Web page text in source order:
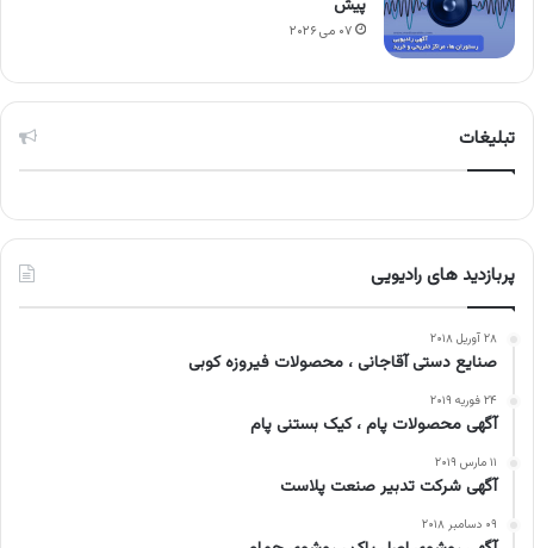
پیش
۰۷ می ۲۰۲۶
تبلیغات
پربازدید های رادیویی
۲۸ آوریل ۲۰۱۸
صنایع دستی آقاجانی ، محصولات فیروزه کوبی
۲۴ فوریه ۲۰۱۹
آگهی محصولات پام ، کیک بستنی پام
۱۱ مارس ۲۰۱۹
آگهی شرکت تدبیر صنعت پلاست
۰۹ دسامبر ۲۰۱۸